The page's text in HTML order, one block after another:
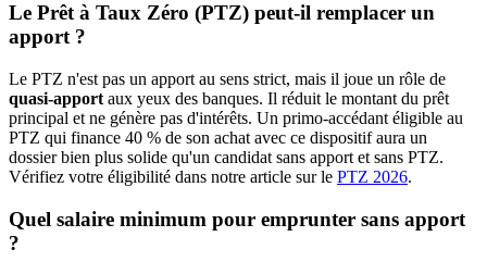
Le Prêt à Taux Zéro (PTZ) peut-il remplacer un
apport ?
Le PTZ n'est pas un apport au sens strict, mais il joue un rôle de
quasi-apport aux yeux des banques. Il réduit le montant du prêt
principal et ne génère pas d'intérêts. Un primo-accédant éligible au
PTZ qui finance 40 % de son achat avec ce dispositif aura un
dossier bien plus solide qu'un candidat sans apport et sans PTZ.
Vérifiez votre éligibilité dans notre article sur le PTZ 2026.
Quel salaire minimum pour emprunter sans apport
?